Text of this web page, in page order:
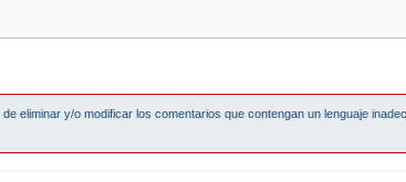
eliminar y/o modificar los comentarios que contengan un lenguaje